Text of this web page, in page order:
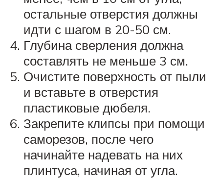
остальные отверстия должны
идти с шагом в 20-50 см.
Глубина сверления должна
составлять не меньше 3 см.
Очистите поверхность от пыли
и вставьте в отверстия
пластиковые дюбеля.
Закрепите клипсы при помощи
саморезов, после чего
начинайте надевать на них
плинтуса, начиная от угла.